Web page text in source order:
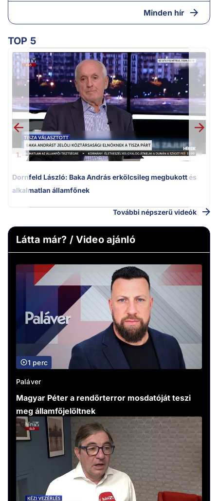
Minden hír
TOP 5
1.
Dornfeld László: Baka András erkölcsileg megbukott és
alkalmatlan államfőnek
További népszerű videók
Látta már? / Video ajánló
1 perc
Paláver
Magyar Péter a rendőrterror mosdatóját teszi
meg államfőjelöltnek